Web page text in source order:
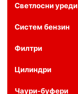
Светлосни уреди
Систем бензин
Филтри
Цилиндри
Чаури-буфери